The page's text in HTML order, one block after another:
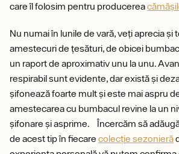
care îl folosim pentru producerea
Nu numai în lunile de vară, veți aprecia și
amestecuri de țesături, de obicei
un raport de aproximativ unu la unu.
respirabil sunt evidente, dar există și
șifonează foarte mult și este mai aspru
amestecarea cu bumbacul revine la un
șifonare și asprime. Încercăm să
de acest tip în fiecare colecție sezonieră